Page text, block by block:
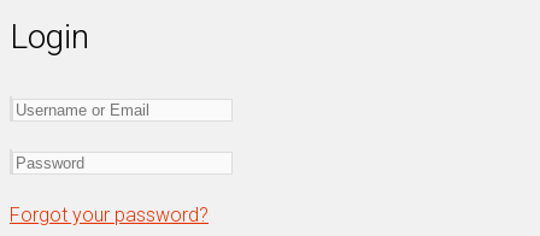
Login
Forgot your password?